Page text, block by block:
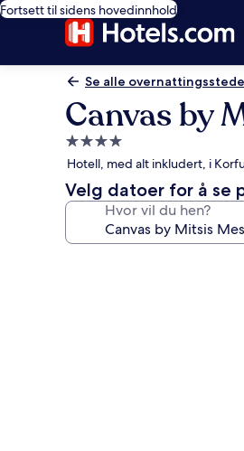
Fortsett til sidens hovedinnhold
Se alle
Canvas by
Overnattingssted
med
4.0
stjerner
Hotell, med alt inkludert, i
Velg datoer for å se
Hvor vil du hen?